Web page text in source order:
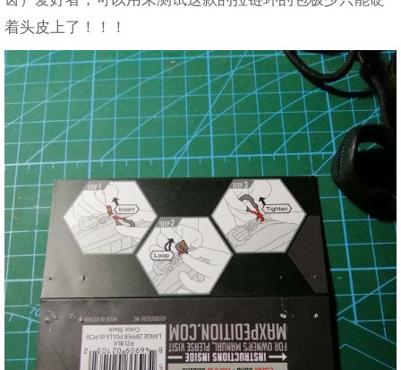
着头皮上了！！！